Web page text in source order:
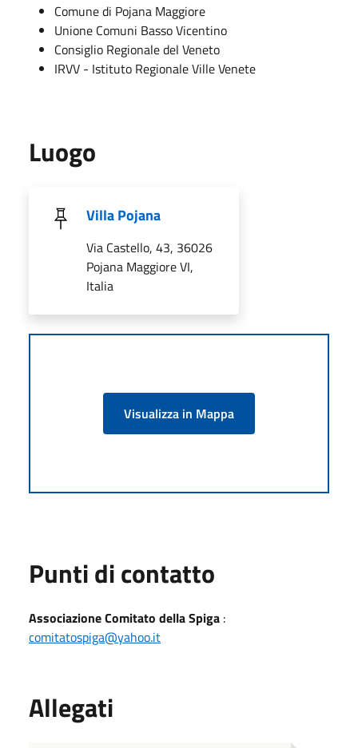
Comune di Pojana Maggiore
Unione Comuni Basso Vicentino
Consiglio Regionale del Veneto
IRVV - Istituto Regionale Ville Venete
Luogo
Villa Pojana
Via Castello, 43, 36026
Pojana Maggiore VI,
Italia
Visualizza in Mappa
Punti di contatto
Associazione Comitato della Spiga :
comitatospiga@yahoo.it
Allegati